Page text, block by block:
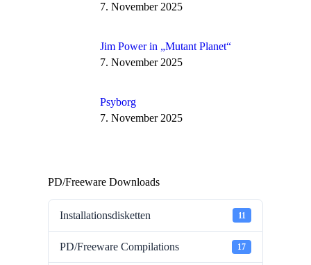
7. November 2025
Jim Power in „Mutant Planet“
7. November 2025
Psyborg
7. November 2025
PD/Freeware Downloads
Installationsdisketten 11
PD/Freeware Compilations 17